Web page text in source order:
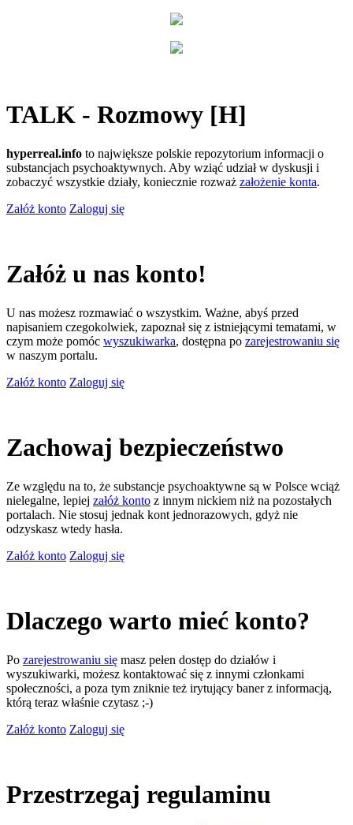
TALK - Rozmowy [H]
hyperreal.info to największe polskie repozytorium informacji o
substancjach psychoaktywnych. Aby wziąć udział w dyskusji i
zobaczyć wszystkie działy, koniecznie rozważ założenie konta.
Załóż konto Zaloguj się
Załóż u nas konto!
U nas możesz rozmawiać o wszystkim. Ważne, abyś przed
napisaniem czegokolwiek, zapoznał się z istniejącymi tematami, w
czym może pomóc wyszukiwarka, dostępna po zarejestrowaniu się
w naszym portalu.
Załóż konto Zaloguj się
Zachowaj bezpieczeństwo
Ze względu na to, że substancje psychoaktywne są w Polsce wciąż
nielegalne, lepiej załóż konto z innym nickiem niż na pozostałych
portalach. Nie stosuj jednak kont jednorazowych, gdyż nie
odzyskasz wtedy hasła.
Załóż konto Zaloguj się
Dlaczego warto mieć konto?
Po zarejestrowaniu się masz pełen dostęp do działów i
wyszukiwarki, możesz kontaktować się z innymi członkami
społeczności, a poza tym zniknie też irytujący baner z informacją,
którą teraz właśnie czytasz ;-)
Załóż konto Zaloguj się
Przestrzegaj regulaminu